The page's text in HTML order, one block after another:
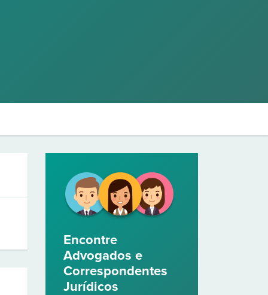
Encontre
Advogados e
Correspondentes
Jurídicos